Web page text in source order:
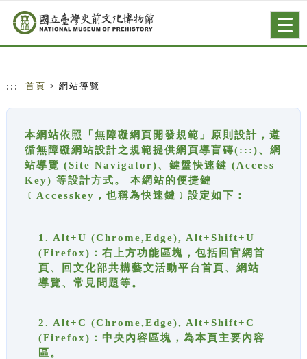
跳到主要內容
網站導覽
::: 首頁 > 網站導覽
本網站依照「無障礙網頁開發規範」原則設計，遵
循無障礙網站設計之規範提供網頁導盲磚(:::)、網
站導覽 (Site Navigator)、鍵盤快速鍵 (Access
Key) 等設計方式。 本網站的便捷鍵
﹝Accesskey，也稱為快速鍵﹞設定如下：
1. Alt+U (Chrome,Edge), Alt+Shift+U
(Firefox)：右上方功能區塊，包括回官網首
頁、回文化部共構藝文活動平台首頁、網站
導覽、常見問題等。
2. Alt+C (Chrome,Edge), Alt+Shift+C
(Firefox)：中央內容區塊，為本頁主要內容
區。